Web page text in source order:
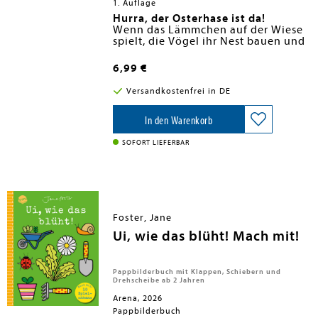
1. Auflage
Hurra, der Osterhase ist da!
Wenn das Lämmchen auf der Wiese
spielt, die Vögel ihr Nest bauen und
Ostern nicht mehr weit.
Wunderbares Geschenk für das
Osternest
Dieses farbenfroh illustrierte
Büchlein zeigt erste farbenfrohe
Bilder rund um die Frühlings- und
Osterzeit für die Kleinsten ab 12
Monaten.
Vom Osterhasen empfohlen:
lustige, detailreich illustrierte
Szenen rund um Frühling und
Geprüfte Qualität:
unterliegt strengen
Sicherheitsanforderungen und
nach europäischer
Spielzeugsicherheitsrichtlinie
6,99 €
Versandkostenfrei in DE
In den Warenkorb
SOFORT LIEFERBAR
Foster, Jane
Ui, wie das blüht! Mach mit!
Pappbilderbuch mit Klappen, Schiebern und
Drehscheibe ab 2 Jahren
Arena, 2026
Pappbilderbuch